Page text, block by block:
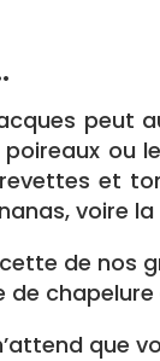
peut
ou
et
voire
de nos
de
que